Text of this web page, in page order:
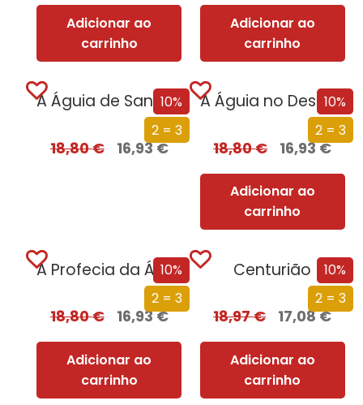
Adicionar ao
carrinho
Adicionar ao
carrinho
10%
2 = 3
A Águia de Sangue
18,80€ 16,93€
10%
2 = 3
A Águia no Deserto
18,80€ 16,93€
Adicionar ao
carrinho
10%
2 = 3
A Profecia da Águia
18,80€ 16,93€
Adicionar ao
carrinho
10%
2 = 3
Centurião
18,97€ 17,08€
Adicionar ao
carrinho